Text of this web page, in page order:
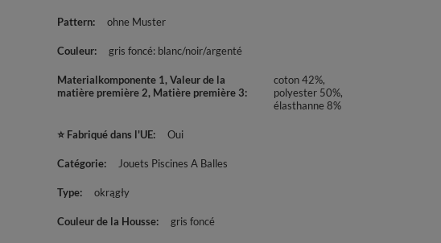
Pattern ohne Muster
Couleur gris foncé: blanc/noir/argenté
Materialkomponente 1, Valeur de la
matière première 2, Matière première 3
coton 42%,
polyester 50%,
élasthanne 8%
⭐ Fabriqué dans l'UE Oui
Catégorie Jouets Piscines A Balles
Type okrągły
Couleur de la Housse gris foncé